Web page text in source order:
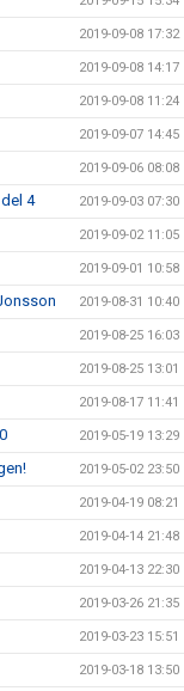
2019-09-08 17:32
2019-09-08 14:17
2019-09-08 11:24
2019-09-07 14:45
2019-09-06 08:08
4 2019-09-03 07:30
2019-09-02 11:05
2019-09-01 10:58
2019-08-31 10:40
2019-08-25 16:03
2019-08-25 13:01
2019-08-17 11:41
2019-05-19 13:29
2019-05-02 23:50
2019-04-19 08:21
2019-04-14 21:48
2019-04-13 22:30
2019-03-26 21:35
2019-03-23 15:51
2019-03-18 13:50